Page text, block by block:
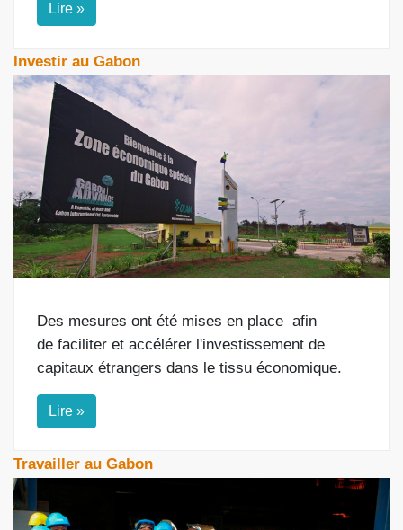
Lire »
Investir au Gabon
Des mesures ont été mises en place afin
de faciliter et accélérer l'investissement de
capitaux étrangers dans le tissu économique.
Lire »
Travailler au Gabon